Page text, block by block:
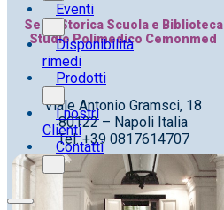
Eventi
Disponibilità
rimedi
Prodotti
I nostri
Clienti
Contatti
Sede Storica Scuola e Biblioteca
Studio Polimedico Cemonmed
Viale Antonio Gramsci, 18
80122 – Napoli Italia
Tel. +39 0817614707